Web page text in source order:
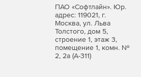
ПАО «Софтлайн». Юр.
адрес: 119021, г.
Москва, ул. Льва
Толстого, дом 5,
строение 1, этаж 3,
помещение 1, комн. №
2, 2а (А-311)